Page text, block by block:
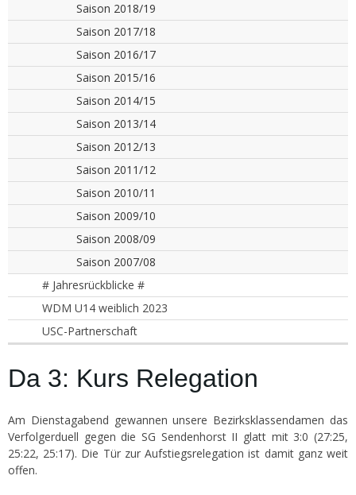
Saison 2018/19
Saison 2017/18
Saison 2016/17
Saison 2015/16
Saison 2014/15
Saison 2013/14
Saison 2012/13
Saison 2011/12
Saison 2010/11
Saison 2009/10
Saison 2008/09
Saison 2007/08
# Jahresrückblicke #
WDM U14 weiblich 2023
USC-Partnerschaft
Da 3: Kurs Relegation
Am Dienstagabend gewannen unsere Bezirksklassendamen das
Verfolgerduell gegen die SG Sendenhorst II glatt mit 3:0 (27:25,
25:22, 25:17). Die Tür zur Aufstiegsrelegation ist damit ganz weit
offen.